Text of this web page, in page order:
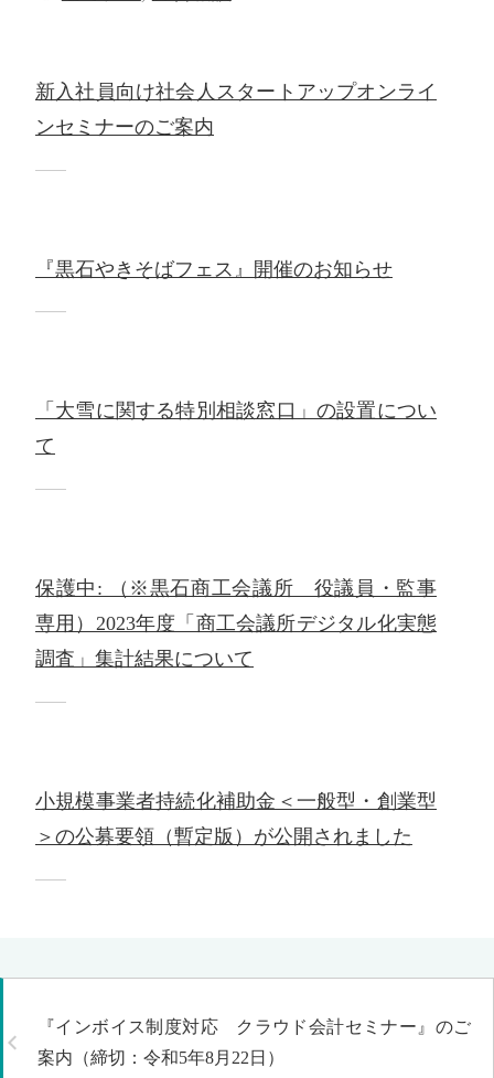
新入社員向け社会人スタートアップオンライ
ンセミナーのご案内
『黒石やきそばフェス』開催のお知らせ
「大雪に関する特別相談窓口」の設置につい
て
保護中: （※黒石商工会議所 役議員・監事
専用）2023年度「商工会議所デジタル化実態
調査」集計結果について
小規模事業者持続化補助金＜一般型・創業型
＞の公募要領（暫定版）が公開されました
『インボイス制度対応 クラウド会計セミナー』のご
案内（締切：令和5年8月22日）